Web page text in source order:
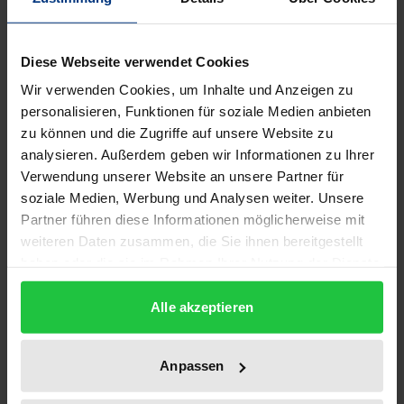
Diese Webseite verwendet Cookies
Wir verwenden Cookies, um Inhalte und Anzeigen zu
personalisieren, Funktionen für soziale Medien anbieten
zu können und die Zugriffe auf unsere Website zu
analysieren. Außerdem geben wir Informationen zu Ihrer
Verwendung unserer Website an unsere Partner für
soziale Medien, Werbung und Analysen weiter. Unsere
Partner führen diese Informationen möglicherweise mit
weiteren Daten zusammen, die Sie ihnen bereitgestellt
gesammelt haben.
Alle akzeptieren
Anpassen
Leistungen der Daseinsvorsorge stehen seit einiger
Aktivitäten der Europäischen Kommission im
Bereich Wettbewerbsrecht. Unterschiedliche
mitgliedstaatliche Traditionen erschweren dabei
eine europaweite Harmonisierung.
Der Band beinhaltet Beiträge einer
wissenschaftlichen Tagung zu Hintergründen und
geschichtlichen Grundlagen sowie dem rechtlichen,
ökonomischen und philosophischen Rahmen des
Konzeptes Daseinsvorsorge. Im zweiten Teil werden
einzelne Sektoren öffentlicher Daseinsvorsorge in
Deutschland näher betrachtet. Der abschließende